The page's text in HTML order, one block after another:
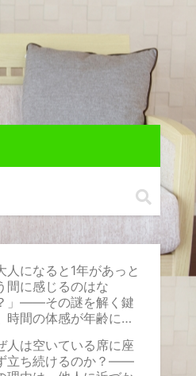
人になると1年があっと
間に感じるのはな
」――その謎を解く鍵
時間の体感が年齢によ
ーの法則』です。
人は空いている席に座
立ち続けるのか？――